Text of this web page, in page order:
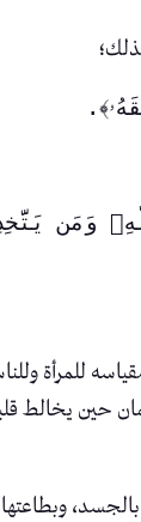
للمرأة
حين يخالط